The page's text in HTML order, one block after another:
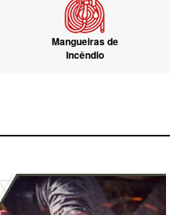
Mangueiras de
Incêndio